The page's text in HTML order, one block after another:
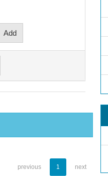
previous 1 next